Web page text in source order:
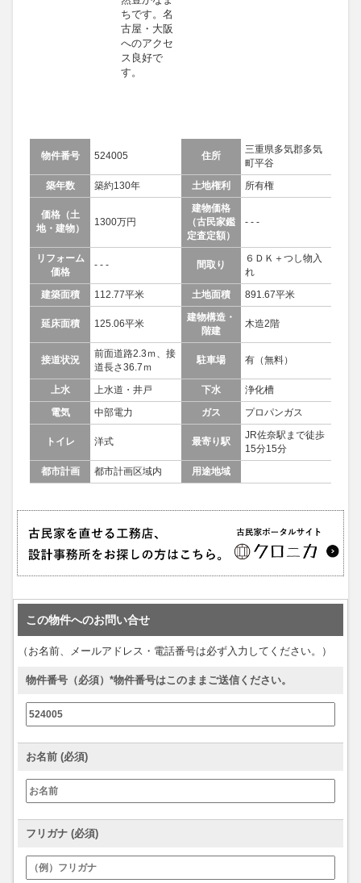
ちです。名
古屋・大阪
へのアクセ
ス良好で
す。
物件番号 524005 住所
三重県多気郡多気
町平谷
築年数
築約130年 土地権利 所有権
価格（土
地・建物）
1300万円
建物価格
（古民家鑑
定査定額）
- - -
リフォーム
価格
- - - 間取り
６ＤＫ＋つし物入
れ
建築面積
112.77平米 土地面積 891.67平米
延床面積 125.06平米
建物構造・
階建
木造2階
接道状況
前面道路2.3ｍ、接
道長さ36.7ｍ
駐車場 有（無料）
上水 上水道・井戸 下水
浄化槽
電気
中部電力 ガス プロパンガス
トイレ 洋式 最寄り駅
JR佐奈駅まで徒歩
15分15分
都市計画
都市計画区域内 用途地域
この物件へのお問い合せ
（お名前、メールアドレス・電話番号は必ず入力してください。）
物件番号（必須）*物件番号はこのままご送信ください。
お名前 (必須)
フリガナ (必須)